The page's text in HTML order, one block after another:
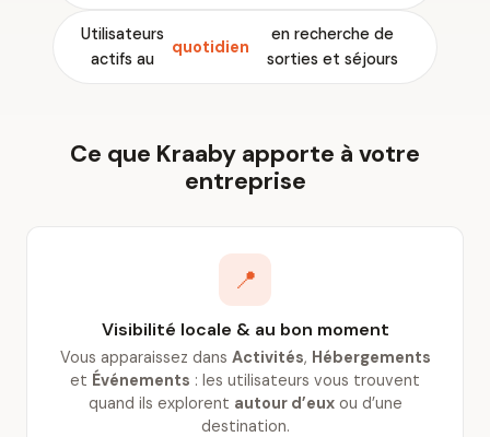
Utilisateurs
actifs au
quotidien
en recherche de
sorties et séjours
Ce que Kraaby apporte à votre
entreprise
📍
Visibilité locale & au bon moment
Vous apparaissez dans Activités, Hébergements
et Événements : les utilisateurs vous trouvent
quand ils explorent autour d’euxou d’une
destination.